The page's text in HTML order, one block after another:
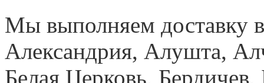
Мы выполняем доставку
Александрия, Алушта,
Белая Церковь,